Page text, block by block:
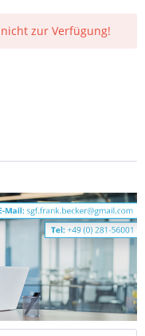
zur Verfügung!